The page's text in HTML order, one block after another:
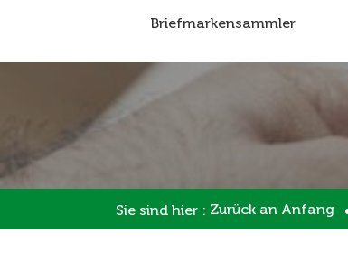
Briefmarkensammler
Sie sind hier : Zurück an Anfang